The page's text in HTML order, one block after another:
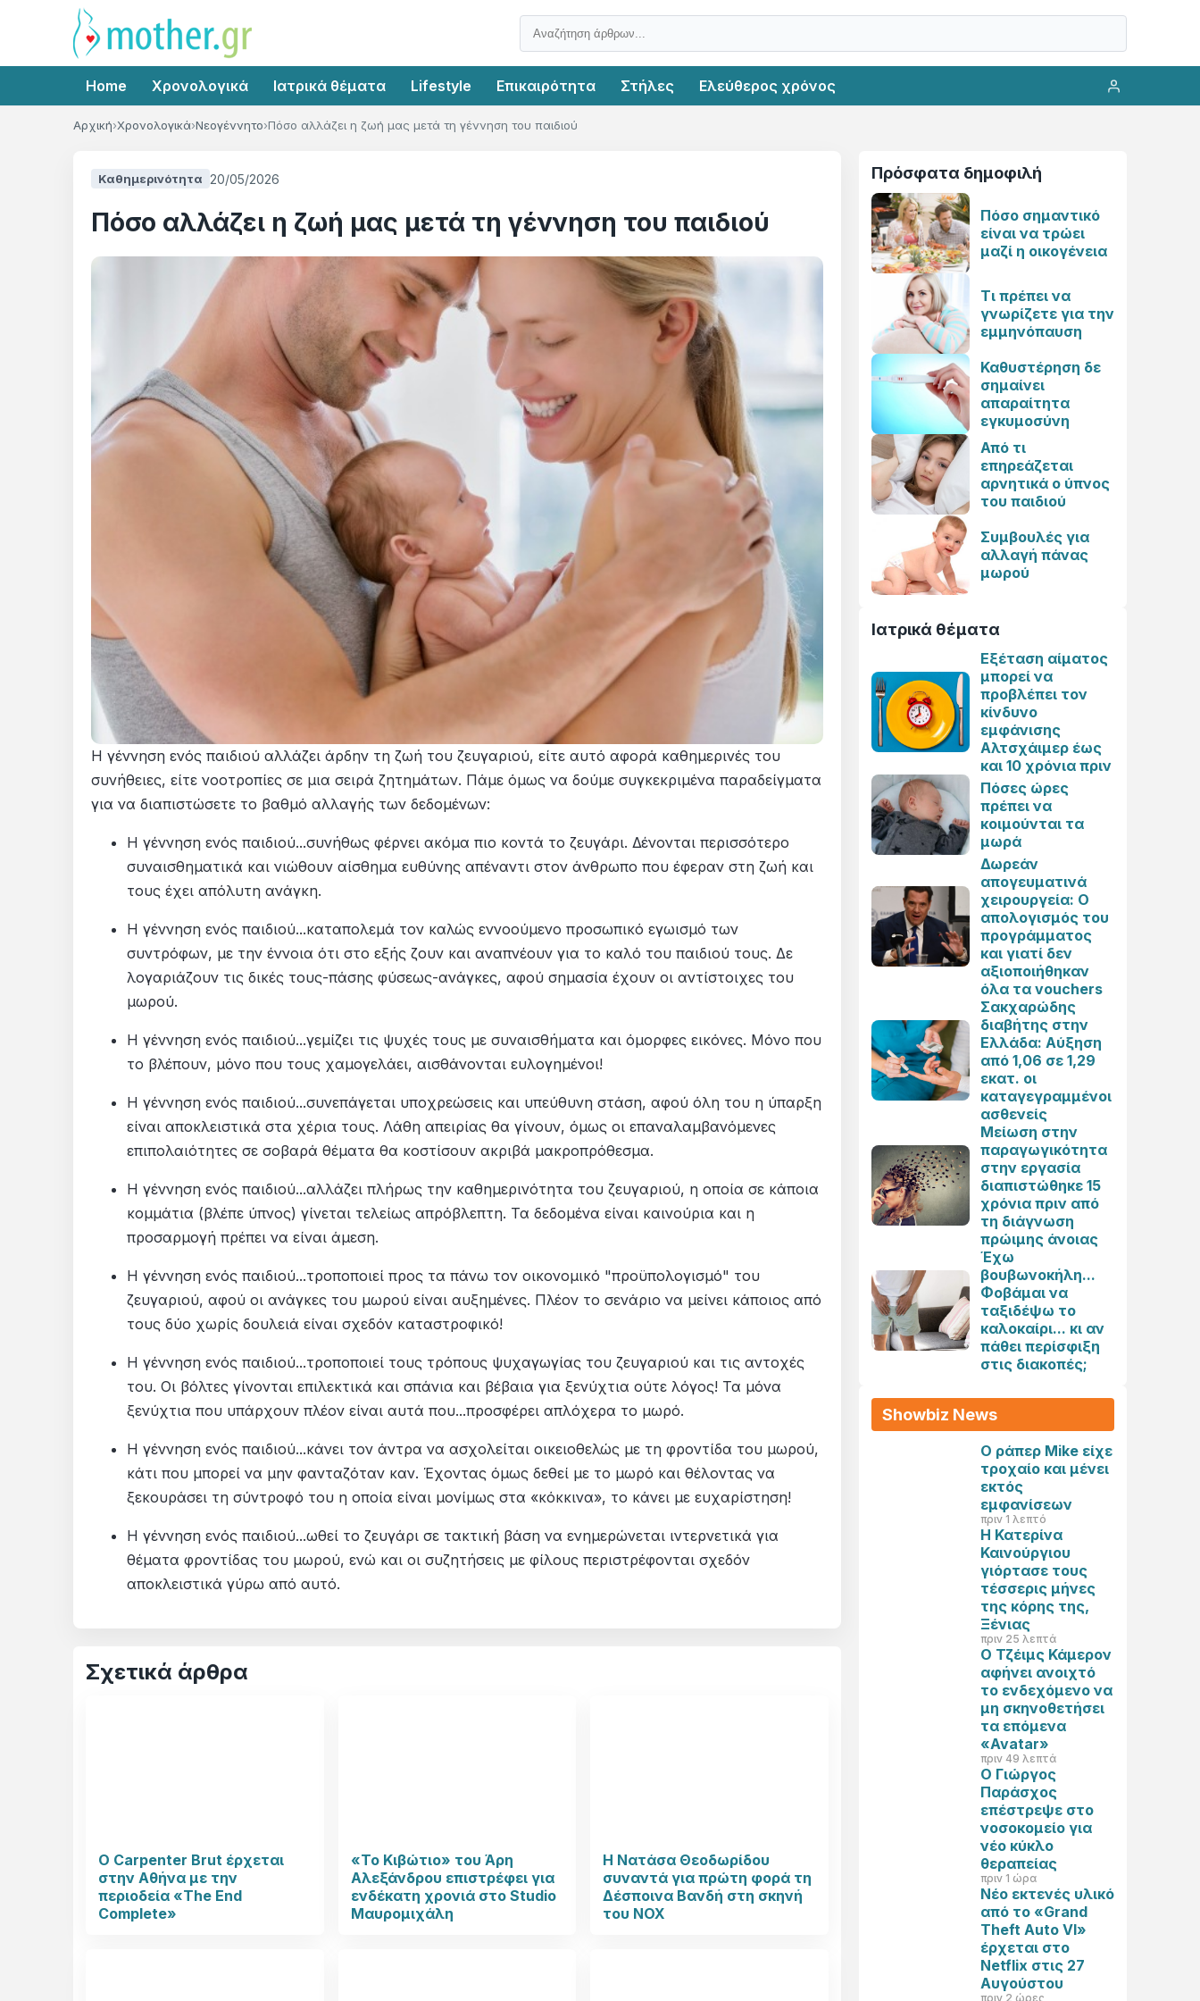
Home Χρονολογικά Ιατρικά θέματα Lifestyle Επικαιρότητα Στήλες Ελεύθερος χρόνος
Αρχική Χρονολογικά Νεογέννητο Πόσο αλλάζει η ζωή μας μετά τη γέννηση του παιδιού
Καθημερινότητα 20/05/2026
Πόσο αλλάζει η ζωή μας μετά τη γέννηση του παιδιού
Η γέννηση ενός παιδιού αλλάζει άρδην τη ζωή του ζευγαριού, είτε αυτό αφορά καθημερινές του
συνήθειες, είτε νοοτροπίες σε μια σειρά ζητημάτων. Πάμε όμως να δούμε συγκεκριμένα παραδείγματα
για να διαπιστώσετε το βαθμό αλλαγής των δεδομένων:
Η γέννηση ενός παιδιού...συνήθως φέρνει ακόμα πιο κοντά το ζευγάρι. Δένονται περισσότερο
συναισθηματικά και νιώθουν αίσθημα ευθύνης απέναντι στον άνθρωπο που έφεραν στη ζωή και
τους έχει απόλυτη ανάγκη.
Η γέννηση ενός παιδιού...καταπολεμά τον καλώς εννοούμενο προσωπικό εγωισμό των
συντρόφων, με την έννοια ότι στο εξής ζουν και αναπνέουν για το καλό του παιδιού τους. Δε
λογαριάζουν τις δικές τους-πάσης φύσεως-ανάγκες, αφού σημασία έχουν οι αντίστοιχες του
μωρού.
Η γέννηση ενός παιδιού...γεμίζει τις ψυχές τους με συναισθήματα και όμορφες εικόνες. Μόνο που
το βλέπουν, μόνο που τους χαμογελάει, αισθάνονται ευλογημένοι!
Η γέννηση ενός παιδιού...συνεπάγεται υποχρεώσεις και υπεύθυνη στάση, αφού όλη του η ύπαρξη
είναι αποκλειστικά στα χέρια τους. Λάθη απειρίας θα γίνουν, όμως οι επαναλαμβανόμενες
επιπολαιότητες σε σοβαρά θέματα θα κοστίσουν ακριβά μακροπρόθεσμα.
Η γέννηση ενός παιδιού...αλλάζει πλήρως την καθημερινότητα του ζευγαριού, η οποία σε κάποια
κομμάτια (βλέπε ύπνος) γίνεται τελείως απρόβλεπτη. Τα δεδομένα είναι καινούρια και η
προσαρμογή πρέπει να είναι άμεση.
Η γέννηση ενός παιδιού...τροποποιεί προς τα πάνω τον οικονομικό "προϋπολογισμό" του
ζευγαριού, αφού οι ανάγκες του μωρού είναι αυξημένες. Πλέον το σενάριο να μείνει κάποιος από
τους δύο χωρίς δουλειά είναι σχεδόν καταστροφικό!
Η γέννηση ενός παιδιού...τροποποιεί τους τρόπους ψυχαγωγίας του ζευγαριού και τις αντοχές
του. Οι βόλτες γίνονται επιλεκτικά και σπάνια και βέβαια για ξενύχτια ούτε λόγος! Τα μόνα
ξενύχτια που υπάρχουν πλέον είναι αυτά που...προσφέρει απλόχερα το μωρό.
Η γέννηση ενός παιδιού...κάνει τον άντρα να ασχολείται οικειοθελώς με τη φροντίδα του μωρού,
κάτι που μπορεί να μην φανταζόταν καν. Έχοντας όμως δεθεί με το μωρό και θέλοντας να
ξεκουράσει τη σύντροφό του η οποία είναι μονίμως στα «κόκκινα», το κάνει με ευχαρίστηση!
Η γέννηση ενός παιδιού...ωθεί το ζευγάρι σε τακτική βάση να ενημερώνεται ιντερνετικά για
θέματα φροντίδας του μωρού, ενώ και οι συζητήσεις με φίλους περιστρέφονται σχεδόν
αποκλειστικά γύρω από αυτό.
Σχετικά άρθρα
Ο Carpenter Brut έρχεται
στην Αθήνα με την
περιοδεία «The End
Complete»
«Το Κιβώτιο» του Άρη
Αλεξάνδρου επιστρέφει για
ενδέκατη χρονιά στο Studio
Μαυρομιχάλη
Η Νατάσα Θεοδωρίδου
συναντά για πρώτη φορά τη
Δέσποινα Βανδή στη σκηνή
του NOX
Πρόσφατα δημοφιλή
Πόσο σημαντικό
είναι να τρώει
μαζί η οικογένεια
Τι πρέπει να
γνωρίζετε για την
εμμηνόπαυση
Καθυστέρηση δε
σημαίνει
απαραίτητα
εγκυμοσύνη
Από τι
επηρεάζεται
αρνητικά ο ύπνος
του παιδιού
Συμβουλές για
αλλαγή πάνας
μωρού
Ιατρικά θέματα
Εξέταση αίματος
μπορεί να
προβλέπει τον
κίνδυνο
εμφάνισης
Αλτσχάιμερ έως
και 10 χρόνια πριν
Πόσες ώρες
πρέπει να
κοιμούνται τα
μωρά
Δωρεάν
απογευματινά
χειρουργεία: Ο
απολογισμός του
προγράμματος
και γιατί δεν
αξιοποιήθηκαν
όλα τα vouchers
Σακχαρώδης
διαβήτης στην
Ελλάδα: Αύξηση
από 1,06 σε 1,29
εκατ. οι
καταγεγραμμένοι
ασθενείς
Μείωση στην
παραγωγικότητα
στην εργασία
διαπιστώθηκε 15
χρόνια πριν από
τη διάγνωση
πρώιμης άνοιας
Έχω
βουβωνοκήλη...
Φοβάμαι να
ταξιδέψω το
καλοκαίρι... κι αν
πάθει περίσφιξη
στις διακοπές;
Showbiz News
Ο ράπερ Mike είχε
τροχαίο και μένει
εκτός
εμφανίσεων
πριν 1 λεπτό
Η Κατερίνα
Καινούργιου
γιόρτασε τους
τέσσερις μήνες
της κόρης της,
Ξένιας
πριν 25 λεπτά
Ο Τζέιμς Κάμερον
αφήνει ανοιχτό
το ενδεχόμενο να
μη σκηνοθετήσει
τα επόμενα
«Avatar»
πριν 49 λεπτά
Ο Γιώργος
Παράσχος
επέστρεψε στο
νοσοκομείο για
νέο κύκλο
θεραπείας
πριν 1 ώρα
Νέο εκτενές υλικό
από το «Grand
Theft Auto VI»
έρχεται στο
Netflix στις 27
Αυγούστου
πριν 2 ώρες